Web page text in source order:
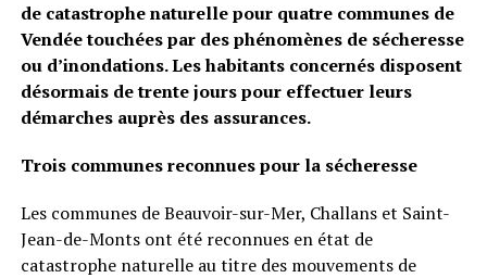
de catastrophe naturelle pour quatre communes de
Vendée touchées par des phénomènes de sécheresse
ou d’inondations. Les habitants concernés disposent
désormais de trente jours pour effectuer leurs
démarches auprès des assurances.
Trois communes reconnues pour la sécheresse
Les communes de Beauvoir-sur-Mer, Challans et Saint-
Jean-de-Monts ont été reconnues en état de
catastrophe naturelle au titre des mouvements de